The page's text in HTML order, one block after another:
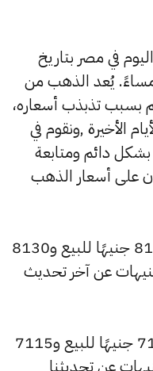
في مصر بتاريخ
11 أبريل الساعة 8:45 مساءً. يُعد الذهب من
بسبب تذبذب أسعاره،
الأخيرة ,ونقوم في
بشكل دائم ومتابعة
على أسعار الذهب
ارتفع سعر عيار 24 ليصل إلى 8190 جنيهًا للبيع و8130
للشراء، بزيادة قيمتها 5 جنيهات عن آخر تحديث
وارتفع سعر عيار 21 ليسجل 7165 جنيهًا للبيع و7115
بزيادة قدرها 5 جنيهات عن تحديثنا